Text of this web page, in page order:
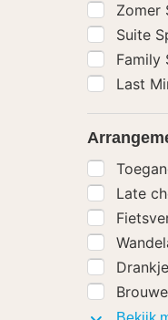
Zomer
Suite
Family
Last
Late